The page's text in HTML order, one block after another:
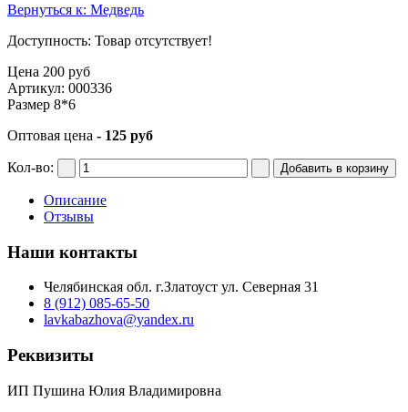
Вернуться к: Медведь
Доступность: Товар отсутствует!
Цена 200 руб
Артикул: 000336
Размер 8*6
Оптовая цена - 125 руб
Кол-во:
Описание
Отзывы
Наши контакты
Челябинская обл. г.Златоуст ул. Северная 31
8 (912) 085-65-50
lavkabazhova@yandex.ru
Реквизиты
ИП Пушина Юлия Владимировна